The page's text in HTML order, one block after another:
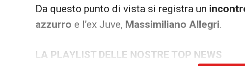
Da questo punto di vista si registra un
azzurro e l’ex Juve, Massimiliano Allegri.
LA PLAYLIST DELLE NOSTRE TOP NEWS